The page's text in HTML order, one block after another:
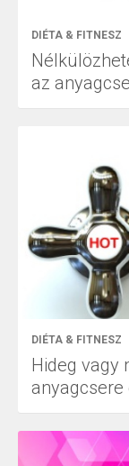
DIÉTA & FITNESZ
az
DIÉTA & FITNESZ
Hideg vagy
anyagcsere